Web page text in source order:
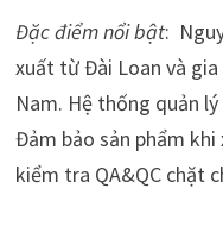
Đặc điểm nổi bật:
xuất từ Đài Loan và
Nam. Hệ thống quản
Đảm bảo sản phẩm
kiểm tra QA&QC chặt